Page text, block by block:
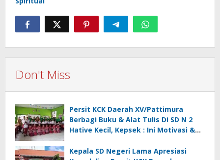
Don't Miss
Persit KCK Daerah XV/Pattimura
Berbagi Buku & Alat Tulis Di SD N 2
Hative Kecil, Kepsek : Ini Motivasi &
Kepala SD Negeri Lama Apresiasi